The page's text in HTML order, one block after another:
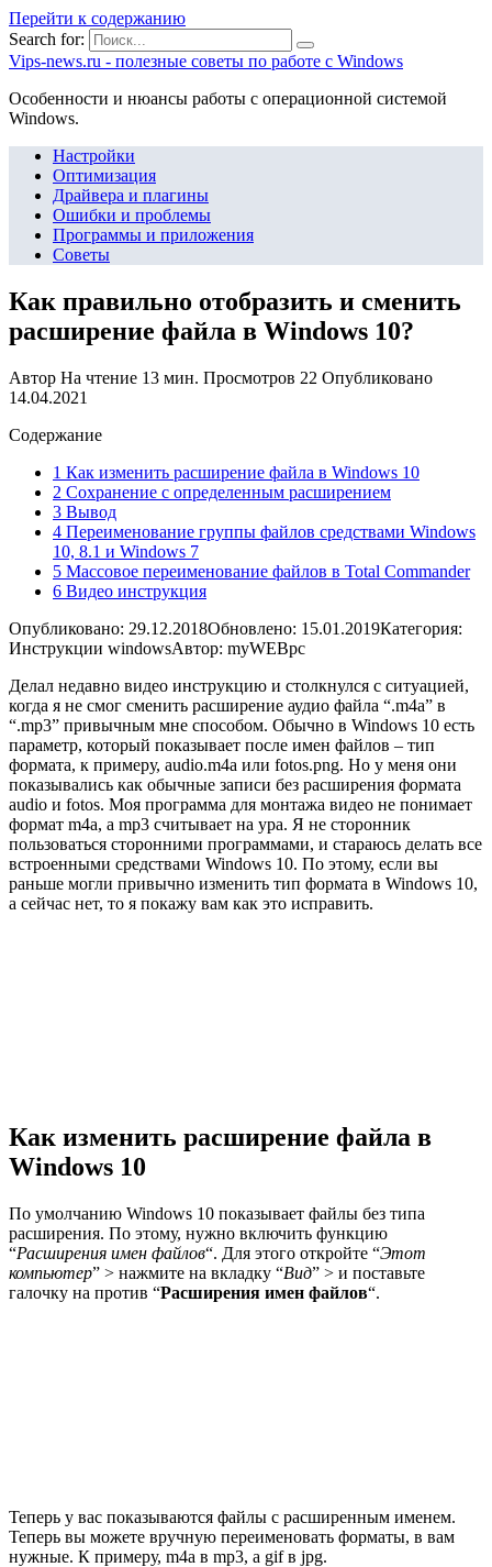
Перейти к содержанию
Search for:
Vips-news.ru - полезные советы по работе с Windows
Особенности и нюансы работы с операционной системой
Windows.
Настройки
Оптимизация
Драйвера и плагины
Ошибки и проблемы
Программы и приложения
Советы
Как правильно отобразить и сменить
расширение файла в Windows 10?
Автор На чтение 13 мин. Просмотров 22 Опубликовано
14.04.2021
Содержание
1 Как изменить расширение файла в Windows 10
2 Сохранение с определенным расширением
3 Вывод
4 Переименование группы файлов средствами Windows
10, 8.1 и Windows 7
5 Массовое переименование файлов в Total Commander
6 Видео инструкция
Опубликовано: 29.12.2018Обновлено: 15.01.2019Категория:
Инструкции windowsАвтор: myWEBpc
Делал недавно видео инструкцию и столкнулся с ситуацией,
когда я не смог сменить расширение аудио файла “.m4a” в
“.mp3” привычным мне способом. Обычно в Windows 10 есть
параметр, который показывает после имен файлов – тип
формата, к примеру, audio.m4a или fotos.png. Но у меня они
показывались как обычные записи без расширения формата
audio и fotos. Моя программа для монтажа видео не понимает
формат m4a, а mp3 считывает на ура. Я не сторонник
пользоваться сторонними программами, и стараюсь делать все
встроенными средствами Windows 10. По этому, если вы
раньше могли привычно изменить тип формата в Windows 10,
а сейчас нет, то я покажу вам как это исправить.
Как изменить расширение файла в
Windows 10
По умолчанию Windows 10 показывает файлы без типа
расширения. По этому, нужно включить функцию
“Расширения имен файлов“. Для этого откройте “Этот
компьютер” > нажмите на вкладку “Вид” > и поставьте
галочку на против “Расширения имен файлов“.
Теперь у вас показываются файлы с расширенным именем.
Теперь вы можете вручную переименовать форматы, в вам
нужные. К примеру, m4a в mp3, а gif в jpg.